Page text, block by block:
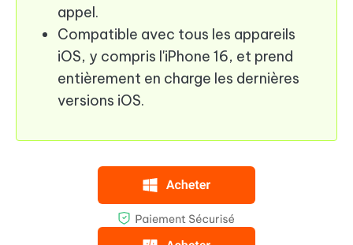
appel.
Compatible avec tous les appareils
iOS, y compris l'iPhone 16, et prend
entièrement en charge les dernières
versions iOS.